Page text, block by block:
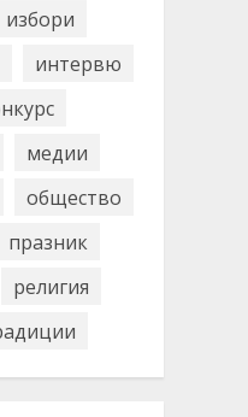
избори
интервю
медии
общество
празник
религия